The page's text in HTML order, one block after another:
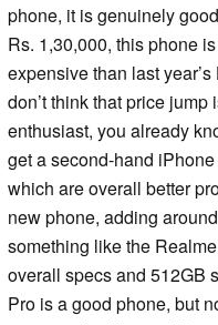
phone, it is genuinely
Rs. 1,30,000, this phone
expensive than last
don’t think that price
enthusiast, you already
get a second-hand
which are overall better
new phone, adding
something like the
overall specs and 512GB
Pro is a good phone, but